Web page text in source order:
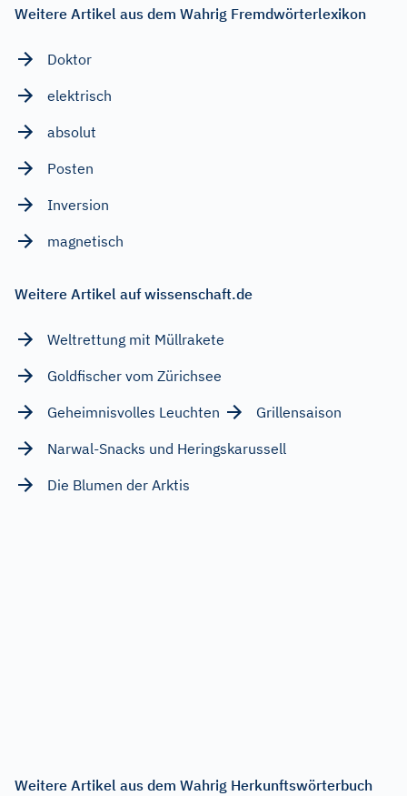
Weitere Artikel aus dem Wahrig Fremdwörterlexikon
Doktor
elektrisch
absolut
Posten
Inversion
magnetisch
Weitere Artikel auf wissenschaft.de
Weltrettung mit Müllrakete
Goldfischer vom Zürichsee
Geheimnisvolles Leuchten
Grillensaison
Narwal-Snacks und Heringskarussell
Die Blumen der Arktis
Weitere Artikel aus dem Wahrig Herkunftswörterbuch